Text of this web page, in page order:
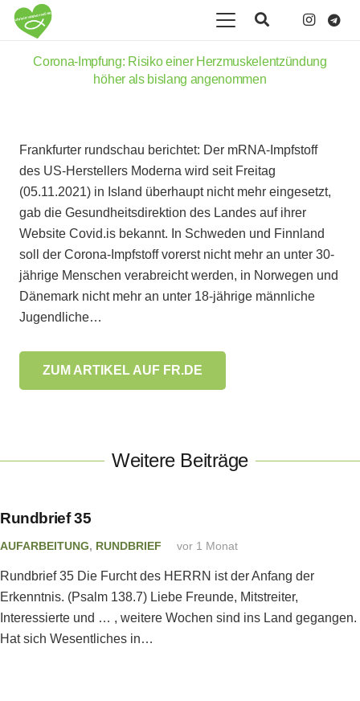
Corona-Impfung: Risiko einer Herzmuskelentzündung
höher als bislang angenommen
Frankfurter rundschau berichtet: Der mRNA-Impfstoff
des US-Herstellers Moderna wird seit Freitag
(05.11.2021) in Island überhaupt nicht mehr eingesetzt,
gab die Gesundheitsdirektion des Landes auf ihrer
Website Covid.is bekannt. In Schweden und Finnland
soll der Corona-Impfstoff vorerst nicht mehr an unter 30-
jährige Menschen verabreicht werden, in Norwegen und
Dänemark nicht mehr an unter 18-jährige männliche
Jugendliche…
ZUM ARTIKEL AUF FR.DE
Weitere Beiträge
Rundbrief 35
AUFARBEITUNG, RUNDBRIEF vor 1 Monat
Rundbrief 35 Die Furcht des HERRN ist der Anfang der
Erkenntnis. (Psalm 138.7) Liebe Freunde, Mitstreiter,
Interessierte und … , weitere Wochen sind ins Land gegangen.
Hat sich Wesentliches in…